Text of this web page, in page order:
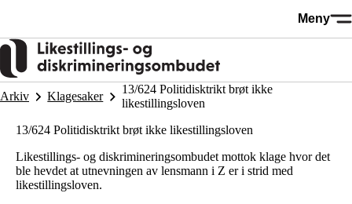
Meny
Arkiv Klagesaker
13/624 Politidisktrikt brøt ikke
likestillingsloven
13/624 Politidisktrikt brøt ikke likestillingsloven
Likestillings- og diskrimineringsombudet mottok klage hvor det
ble hevdet at utnevningen av lensmann i Z er i strid med
likestillingsloven.